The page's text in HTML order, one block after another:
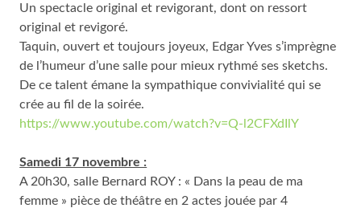
Un spectacle original et revigorant, dont on ressort
original et revigoré.
Taquin, ouvert et toujours joyeux, Edgar Yves s’imprègne
de l’humeur d’une salle pour mieux rythmé ses sketchs.
De ce talent émane la sympathique convivialité qui se
crée au fil de la soirée.
https://www.youtube.com/watch?v=Q-l2CFXdIlY
Samedi 17 novembre :
A 20h30, salle Bernard ROY : « Dans la peau de ma
femme » pièce de théâtre en 2 actes jouée par 4